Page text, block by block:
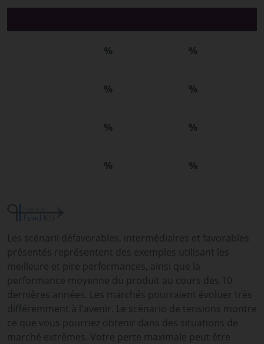
% %
% %
% %
% %
Les scénarii défavorables, intermédiaires et favorables
présentés représentent des exemples utilisant les
meilleure et pire performances, ainsi que la
performance moyenne du produit au cours des 10
dernières années. Les marchés pourraient évoluer très
différemment à l'avenir. Le scénario de tensions montre
ce que vous pourriez obtenir dans des situations de
marché extrêmes. Votre perte maximale peut être